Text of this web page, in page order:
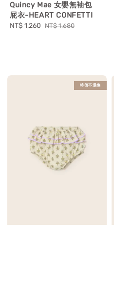
Quincy Mae 女嬰無袖包
屁衣-HEART CONFETTI
Sale
NT$ 1,260 Regular
NT$ 1,680
特價不退換